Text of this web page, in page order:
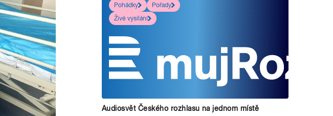
Pohádky
Pořady
Živé vysílání
Audiosvět Českého rozhlasu na jednom místě